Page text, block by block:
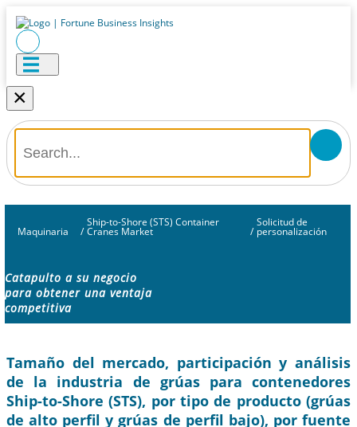
×
Maquinaria /
Ship-to-Shore (STS) Container
Cranes Market /
Solicitud de
personalización
Catapulto a su negocio
para obtener una ventaja
competitiva
Tamaño del mercado, participación y análisis
de la industria de grúas para contenedores
Ship-to-Shore (STS), por tipo de producto (grúas
de alto perfil y grúas de perfil bajo), por fuente